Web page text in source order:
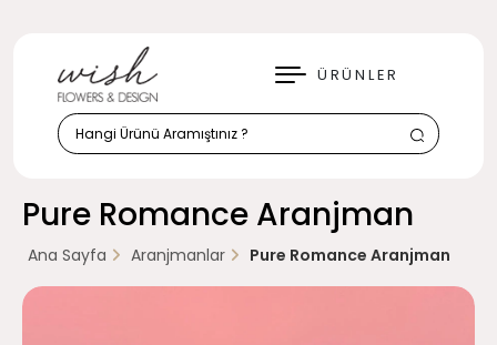
ÜRÜNLER
KAPAT
Pure Romance Aranjman
Ana Sayfa Aranjmanlar Pure Romance Aranjman